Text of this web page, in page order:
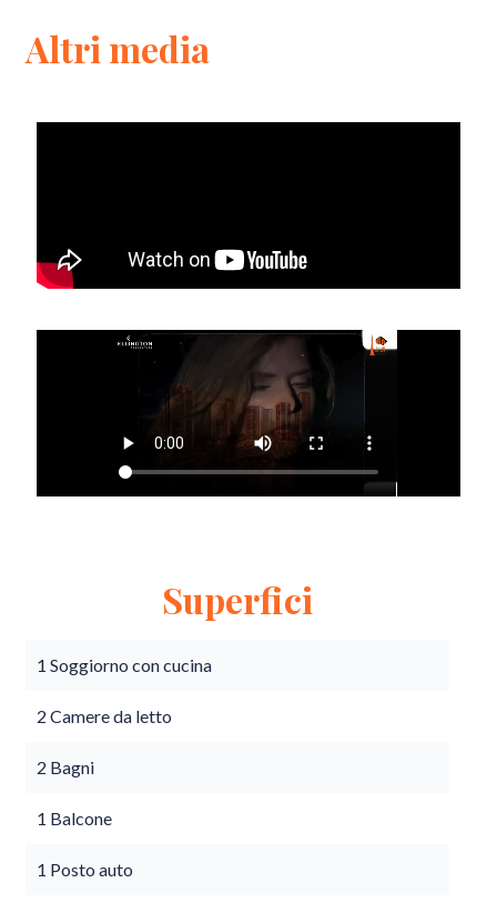
Altri media
Superfici
1 Soggiorno con cucina
2 Camere da letto
2 Bagni
1 Balcone
1 Posto auto